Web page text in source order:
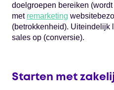
doelgroepen bereiken
met remarketing
(betrokkenheid). Uiteindelijk
sales op (conversie).
Starten met